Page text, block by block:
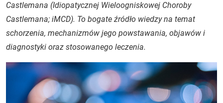
Castlemana (Idiopatycznej Wieloogniskowej Choroby
Castlemana; iMCD). To bogate źródło wiedzy na temat
schorzenia, mechanizmów jego powstawania, objawów i
diagnostyki oraz stosowanego leczenia.